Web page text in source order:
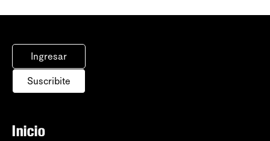
Ingresar
Suscribite
Inicio